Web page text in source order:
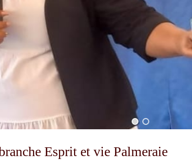
Esprit et vie Palmeraie